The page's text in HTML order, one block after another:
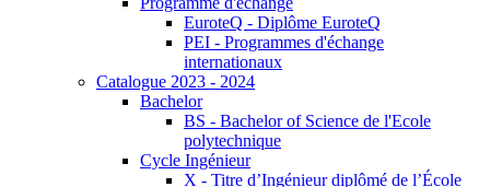
EuroteQ - Diplôme EuroteQ
PEI - Programmes d'échange
internationaux
Catalogue 2023 - 2024
Bachelor
BS - Bachelor of Science de l'Ecole
polytechnique
Cycle Ingénieur
X - Titre d’Ingénieur diplômé de l’École